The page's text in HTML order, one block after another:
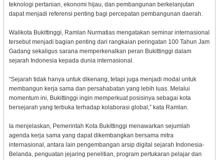
teknologi pertanian, ekonomi hijau, dan pembangunan berkelanjutan
dapat menjadi referensi penting bagi percepatan pembangunan daerah.
Walikota Bukittinggi, Ramlan Nurmatias mengatakan seminar internasional
tersebut menjadi bagian penting dari rangkaian peringatan 100 Tahun Jam
Gadang sekaligus sarana memperkenalkan peran Bukittinggi dalam
sejarah Indonesia kepada dunia internasional.
“Sejarah tidak hanya untuk dikenang, tetapi juga menjadi modal untuk
membangun kerja sama dan persahabatan yang lebih luas. Melalui
momentum ini, Bukittinggi ingin memperkuat posisinya sebagai kota
bersejarah yang terbuka terhadap kolaborasi global,” kata Ramlan.
Ia menjelaskan, Pemerintah Kota Bukittinggi menawarkan sejumlah
agenda kerja sama yang dapat dikembangkan bersama mitra
internasional, antara lain pengembangan arsip digital sejarah Indonesia-
Belanda, penguatan jejaring penelitian, program pertukaran pelajar dan